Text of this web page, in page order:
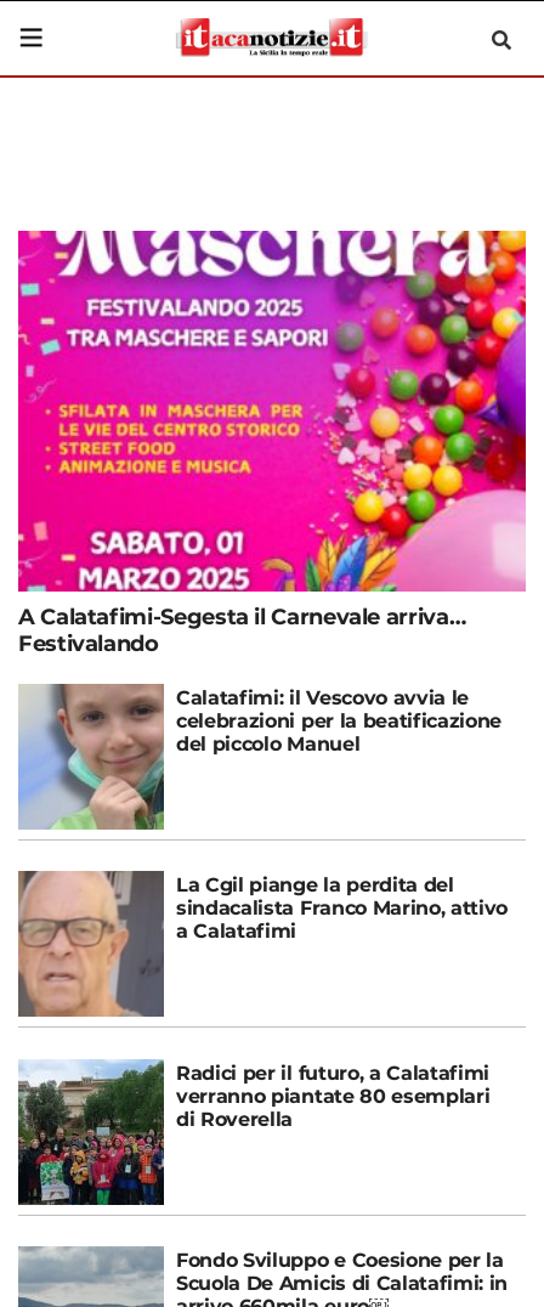
A Calatafimi-Segesta il Carnevale arriva…
Festivalando
Calatafimi: il Vescovo avvia le
celebrazioni per la beatificazione
del piccolo Manuel
La Cgil piange la perdita del
sindacalista Franco Marino, attivo
a Calatafimi
Radici per il futuro, a Calatafimi
verranno piantate 80 esemplari
di Roverella
Fondo Sviluppo e Coesione per la
Scuola De Amicis di Calatafimi: in